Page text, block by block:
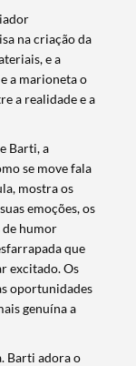
na criação da
e a
a marioneta o
a realidade e a
Barti, a
se move fala
mostra os
emoções, os
de humor
que
excitado. Os
oportunidades
genuína a
Barti adora o